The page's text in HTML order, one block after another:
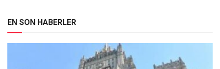
EN SON HABERLER